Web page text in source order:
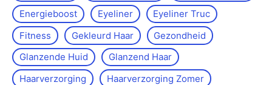
Energieboost
Eyeliner
Eyeliner Truc
Fitness
Gekleurd Haar
Gezondheid
Glanzende Huid
Glanzend Haar
Haarverzorging
Haarverzorging Zomer